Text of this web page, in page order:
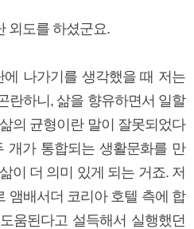
외도를 하셨군요.
나가기를 생각했을 때 저는
란하니, 삶을 향유하면서 일할
의 균형이란 말이 잘못되었다
개가 통합되는 생활문화를 만
이 더 의미 있게 되는 거죠. 저
앰배서더 코리아 호텔 측에 합
움된다고 설득해서 실행했던